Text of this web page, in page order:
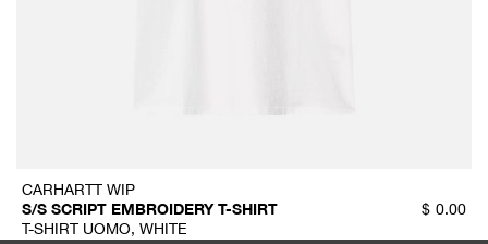
CARHARTT WIP
S/S SCRIPT EMBROIDERY T-SHIRT
T-SHIRT UOMO, WHITE
$ 0.00